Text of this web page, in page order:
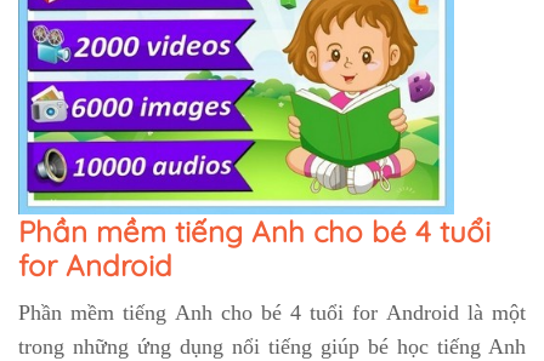
Phần mềm tiếng Anh cho bé 4 tuổi
for Android
Phần mềm tiếng Anh cho bé 4 tuổi for Android là một
trong những ứng dụng nổi tiếng giúp bé học tiếng Anh